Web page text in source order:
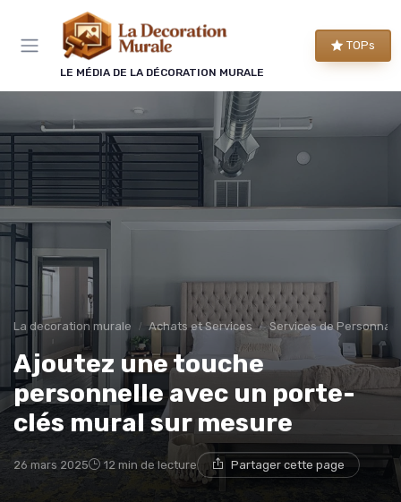
LE MÉDIA DE LA DÉCORATION MURALE
TOPs
La decoration murale Achats et Services Services de
Ajoutez une touche
personnelle avec un porte-
clés mural sur mesure
26 mars 2025 12 min de lecture Partager cette page
Panneau de gestion des cookies